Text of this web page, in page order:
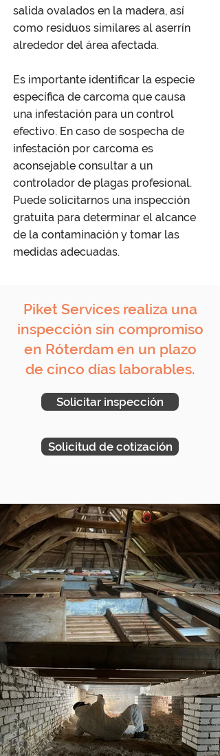
salida ovalados en la madera, así
como residuos similares al aserrín
alrededor del área afectada.
Es importante identificar la especie
específica de carcoma que causa
una infestación para un control
efectivo. En caso de sospecha de
infestación por carcoma es
aconsejable consultar a un
controlador de plagas profesional.
Puede solicitarnos una inspección
gratuita para determinar el alcance
de la contaminación y tomar las
medidas adecuadas.
Piket Services realiza una
inspección sin compromiso
en Róterdam en un plazo
de cinco días laborables.
Solicitar inspección
Solicitud de cotización